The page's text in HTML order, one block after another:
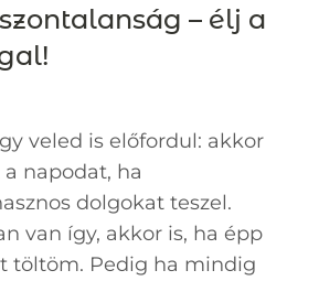
– élj a
veled is előfordul: akkor
napodat, ha
dolgokat teszel.
van így, akkor is, ha épp
töltöm. Pedig ha mindig